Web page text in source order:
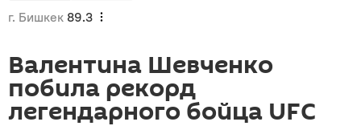
г. Бишкек 89.3
Валентина Шевченко
побила рекорд
легендарного бойца UFC